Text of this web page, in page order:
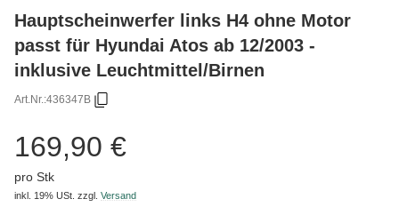
Hauptscheinwerfer links H4 ohne Motor
passt für Hyundai Atos ab 12/2003 -
inklusive Leuchtmittel/Birnen
Art.Nr.:436347B
169,90 €
pro Stk
inkl. 19% USt. zzgl. Versand